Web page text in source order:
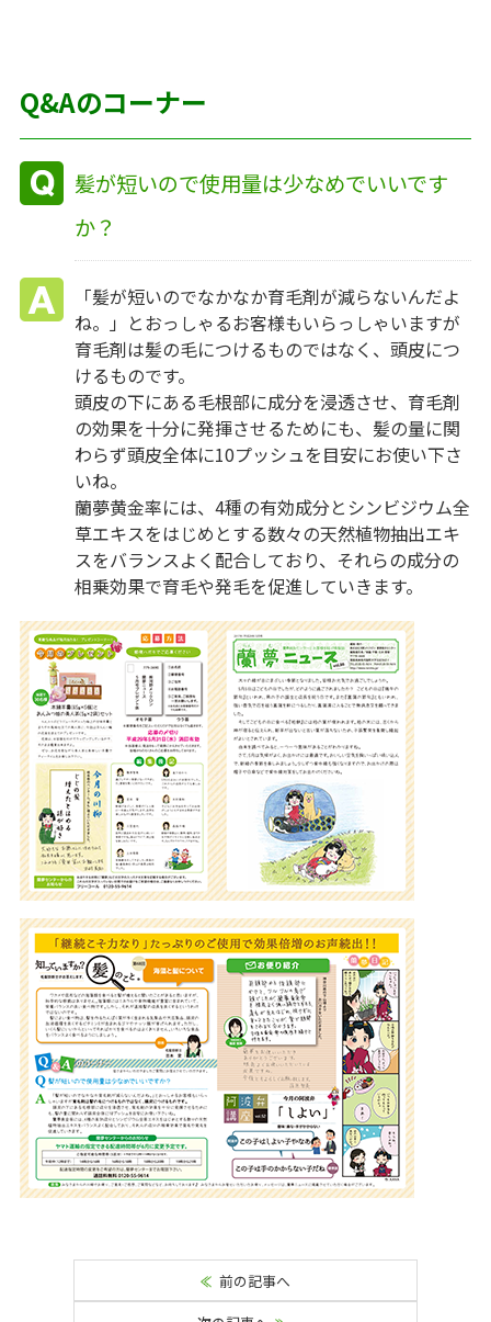
Q&Aのコーナー
髪が短いので使用量は少なめでいいです
か？
「髪が短いのでなかなか育毛剤が減らないんだよ
ね。」とおっしゃるお客様もいらっしゃいますが
育毛剤は髪の毛につけるものではなく、頭皮につ
けるものです。
頭皮の下にある毛根部に成分を浸透させ、育毛剤
の効果を十分に発揮させるためにも、髪の量に関
わらず頭皮全体に10プッシュを目安にお使い下さ
いね。
蘭夢黄金率には、4種の有効成分とシンビジウム全
草エキスをはじめとする数々の天然植物抽出エキ
スをバランスよく配合しており、それらの成分の
相乗効果で育毛や発毛を促進していきます。
前の記事へ